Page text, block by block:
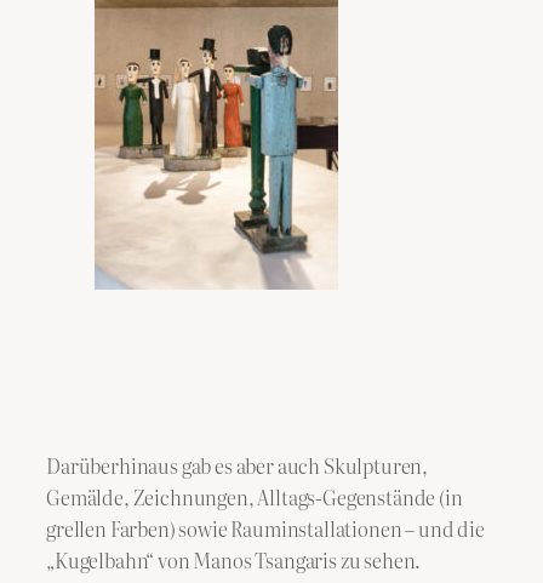
Darüberhinaus gab es aber auch Skulpturen,
Gemälde, Zeichnungen, Alltags-Gegenstände (in
grellen Farben) sowie Rauminstallationen – und die
„Kugelbahn“ von Manos Tsangaris zu sehen.